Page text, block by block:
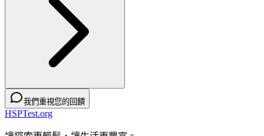
我們重視您的回饋
HSPTest.org